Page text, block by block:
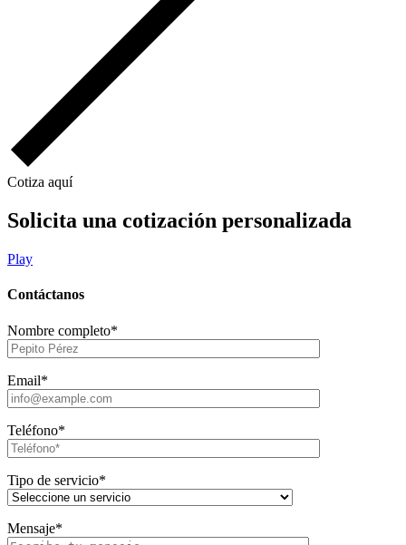
Cotiza aquí
Solicita una cotización personalizada
Play
Contáctanos
Nombre completo*
Email*
Teléfono*
Tipo de servicio*
Mensaje*